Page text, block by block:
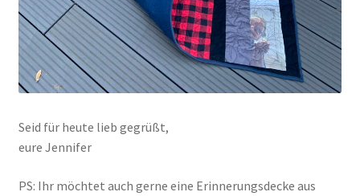
Seid für heute lieb gegrüßt,
eure Jennifer
PS: Ihr möchtet auch gerne eine Erinnerungsdecke aus